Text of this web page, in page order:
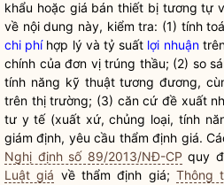
khẩu hoặc giá bán thiết bị tương tự
về nội dung này, kiểm tra: (1) tính
chi phíhợp lý và tỷ suất lợi nhuận
chính của đơn vị trúng thầu; (2) so
tính năng kỹ thuật tương đương,
trên thị trường; (3) căn cứ đề xuất
tư y tế (xuất xứ, chủng loại, tính
giám định, yêu cầu thẩm định giá.
Nghị định số 89/2013/NĐ-CP quy
Luật giá về thẩm định giá; Thông